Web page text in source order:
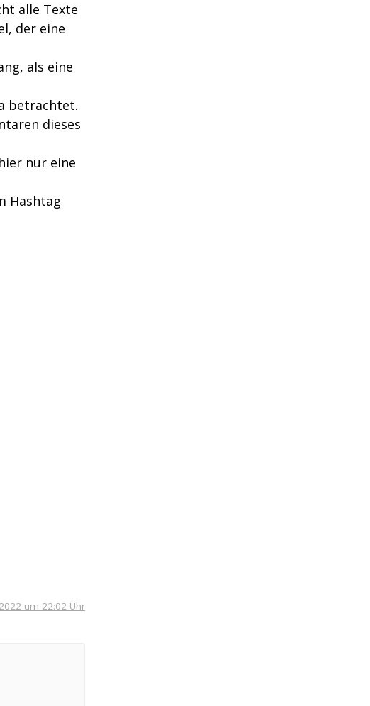
alle Texte
der eine
als eine
betrachtet.
dieses
nur eine
Hashtag
um 22:02 Uhr